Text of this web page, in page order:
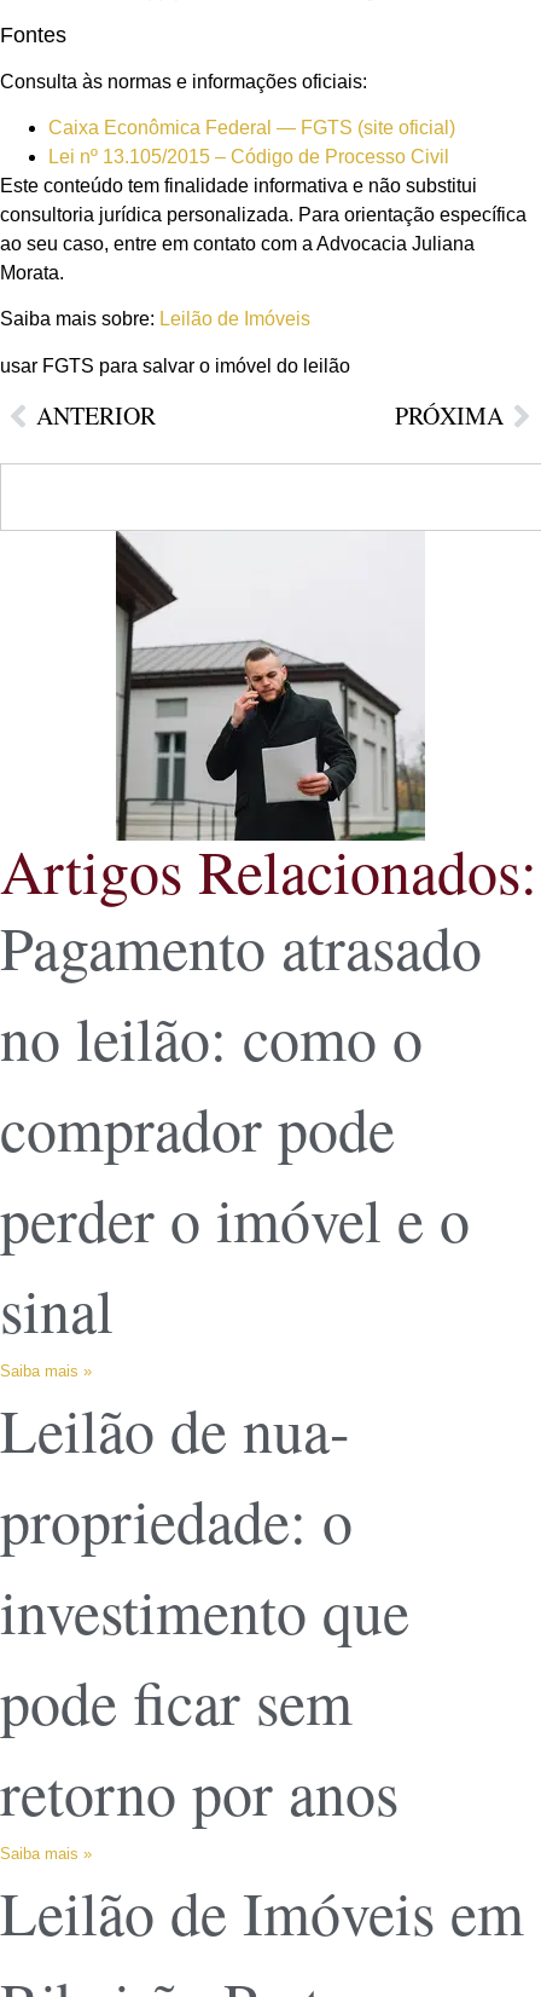
Fontes
Consulta às normas e informações oficiais:
Caixa Econômica Federal — FGTS (site oficial)
Lei nº 13.105/2015 – Código de Processo Civil
Este conteúdo tem finalidade informativa e não substitui
consultoria jurídica personalizada. Para orientação específica
ao seu caso, entre em contato com a Advocacia Juliana
Morata.
Saiba mais sobre: Leilão de Imóveis
usar FGTS para salvar o imóvel do leilão
ANTERIOR PRÓXIMA
Artigos Relacionados:
Pagamento atrasado
no leilão: como o
comprador pode
perder o imóvel e o
sinal
Saiba mais »
Leilão de nua-
propriedade: o
investimento que
pode ficar sem
retorno por anos
Saiba mais »
Leilão de Imóveis em